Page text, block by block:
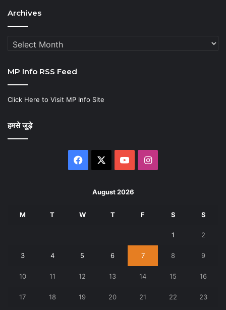
Archives
Archives
MP Info RSS Feed
Click Here to Visit MP Info Site
हमसे जुड़े
Facebook YouTubeInstagram
August 2026
M T W T F S S
1 2
3 4 5 6 7 8 9
10 11 12 13 14 15 16
17 18 19 20 21 22 23